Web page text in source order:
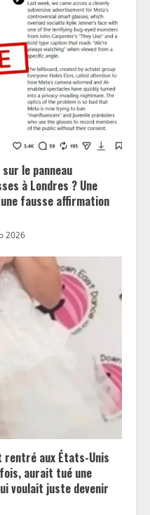
le panneau
à Londres ? Une
fausse affirmation
2026
rentré aux États-Unis
aurait tué une
voulait juste devenir